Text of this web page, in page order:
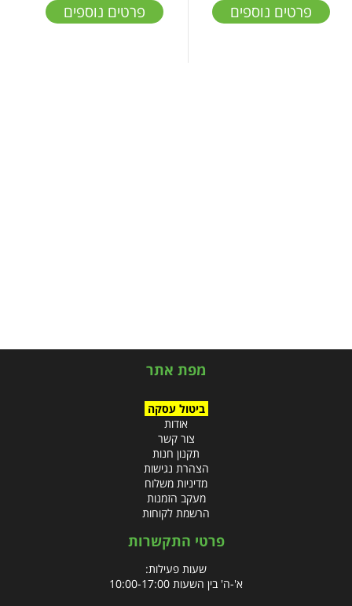
פרטים נוספים פרטים נוספים
מפת אתר
ביטול עסקה
אודות
צור קשר
תקנון חנות
הצהרת נגישות
מדיניות משלוח
מעקב הזמנות
הרשמת לקוחות
פרטי התקשרות
שעות פעילות:
א'-ה' בין השעות 10:00-17:00